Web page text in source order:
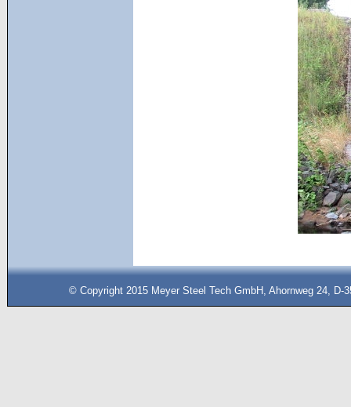
© Copyright 2015 Meyer Steel Tech GmbH, Ahornweg 24, D-